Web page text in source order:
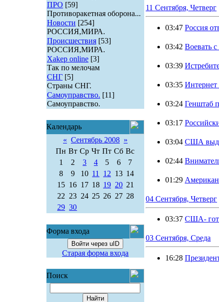
ПРО [59]
Противоракетная оборона...
Новости [254]
РОССИЯ,МИРА.
Происшествия [53]
РОССИЯ,МИРА.
Xakep online [3]
Так по мелочам
СНГ [5]
Страны СНГ.
Самоуправство. [11]
Самоуправство.
Календарь
« Сентябрь 2008 »
Пн Вт Ср Чт Пт Сб Вс
1
2 3 4 5 6
7
8
9 10 11 12 13 14
15 16 17 18 19 20 21
22 23 24 25 26 27 28
29 30
Форма входа
Войти через uID
Старая форма входа
Поиск
11 Сентября, Четверг
03:47 Россия
03:42 Воевать
03:39
03:35 Интернет
03:24 Генштаб
03:17
03:04 США
02:44
01:29
04 Сентября, Четверг
03:37 США-
03 Сентября, Среда
16:28